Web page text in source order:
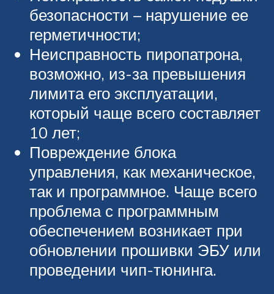
безопасности – нарушение ее
герметичности;
Неисправность пиропатрона,
возможно, из-за превышения
лимита его эксплуатации,
который чаще всего составляет
10 лет;
Повреждение блока
управления, как механическое,
так и программное. Чаще всего
проблема с программным
обеспечением возникает при
обновлении прошивки ЭБУ или
проведении чип-тюнинга.